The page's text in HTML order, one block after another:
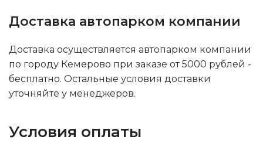
Доставка автопарком компании
Доставка осуществляется автопарком компании
по городу Кемерово при заказе от 5000 рублей -
бесплатно. Остальные условия доставки
уточняйте у менеджеров.
Условия оплаты